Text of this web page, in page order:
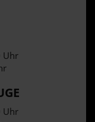
Uhr
Uhr